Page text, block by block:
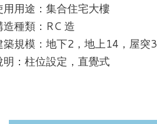
用用途：集合住宅大樓
造種類：RC 造
築規模：地下2，地上14，屋突3
明：柱位設定，直覺式